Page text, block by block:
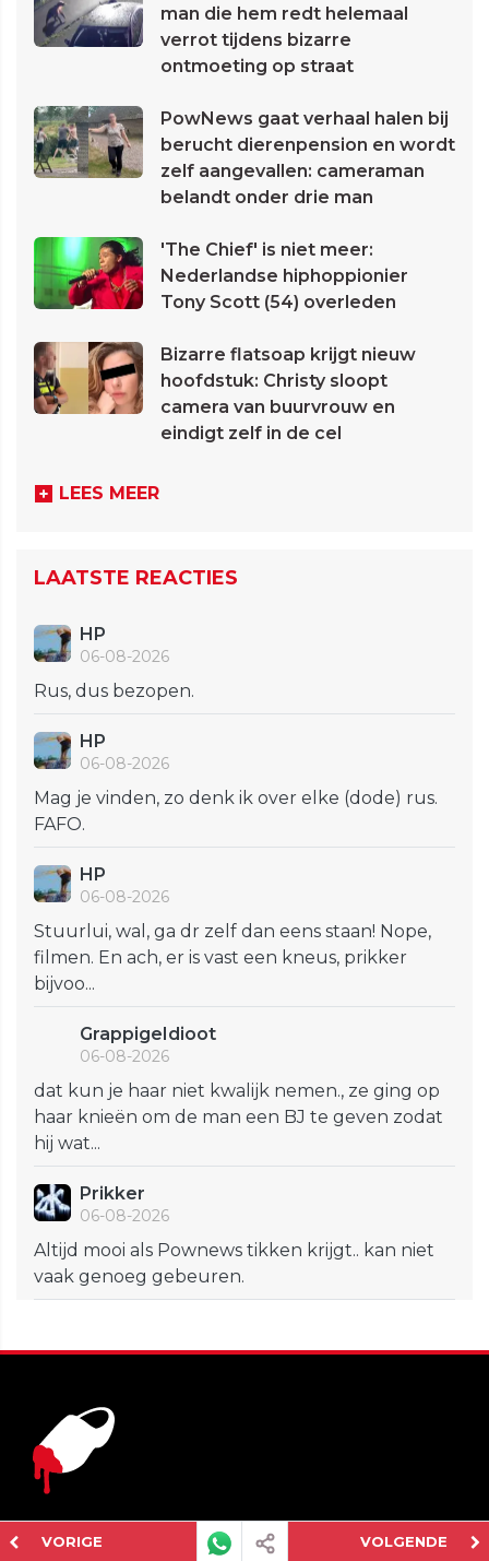
VORIGE VOLGENDE
man die hem redt helemaal
verrot tijdens bizarre
ontmoeting op straat
PowNews gaat verhaal halen bij
berucht dierenpension en wordt
zelf aangevallen: cameraman
belandt onder drie man
'The Chief' is niet meer:
Nederlandse hiphoppionier
Tony Scott (54) overleden
Bizarre flatsoap krijgt nieuw
hoofdstuk: Christy sloopt
camera van buurvrouw en
eindigt zelf in de cel
LEES MEER
LAATSTE REACTIES
HP
06-08-2026
Rus, dus bezopen.
HP
06-08-2026
Mag je vinden, zo denk ik over elke (dode) rus.
FAFO.
HP
06-08-2026
Stuurlui, wal, ga dr zelf dan eens staan! Nope,
filmen. En ach, er is vast een kneus, prikker
bijvoo...
GrappigeIdioot
06-08-2026
dat kun je haar niet kwalijk nemen., ze ging op
haar knieën om de man een BJ te geven zodat
hij wat...
Prikker
06-08-2026
Altijd mooi als Pownews tikken krijgt.. kan niet
vaak genoeg gebeuren.